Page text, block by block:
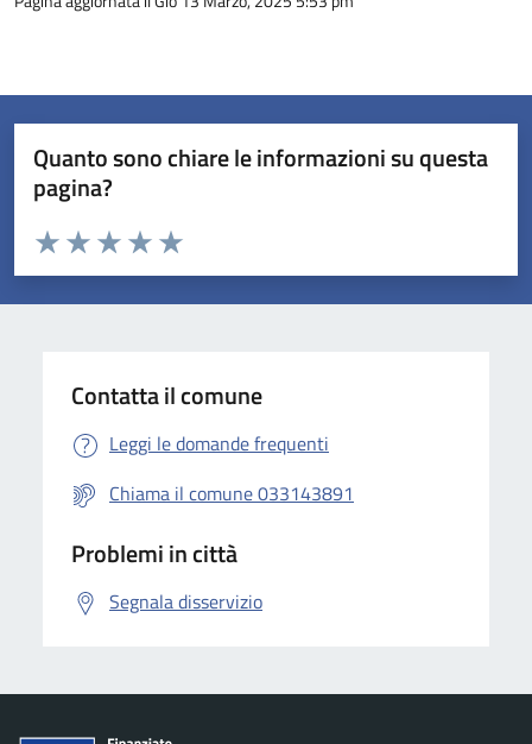
Quanto sono chiare le informazioni su questa
pagina?
Valuta da 1 a 5 stelle la pagina
Valuta 5 stelle su 5
Valuta 4 stelle su 5
Valuta 3 stelle su 5
Valuta 2 stelle su 5
Valuta 1 stelle su 5
Contatta il comune
Leggi le domande frequenti
Chiama il comune 033143891
Problemi in città
Segnala disservizio